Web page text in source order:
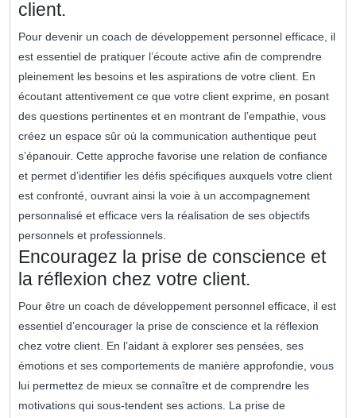
client.
Pour devenir un coach de développement personnel efficace, il
est essentiel de pratiquer l’écoute active afin de comprendre
pleinement les besoins et les aspirations de votre client. En
écoutant attentivement ce que votre client exprime, en posant
des questions pertinentes et en montrant de l’empathie, vous
créez un espace sûr où la communication authentique peut
s’épanouir. Cette approche favorise une relation de confiance
et permet d’identifier les défis spécifiques auxquels votre client
est confronté, ouvrant ainsi la voie à un accompagnement
personnalisé et efficace vers la réalisation de ses objectifs
personnels et professionnels.
Encouragez la prise de conscience et
la réflexion chez votre client.
Pour être un coach de développement personnel efficace, il est
essentiel d’encourager la prise de conscience et la réflexion
chez votre client. En l’aidant à explorer ses pensées, ses
émotions et ses comportements de manière approfondie, vous
lui permettez de mieux se connaître et de comprendre les
motivations qui sous-tendent ses actions. La prise de